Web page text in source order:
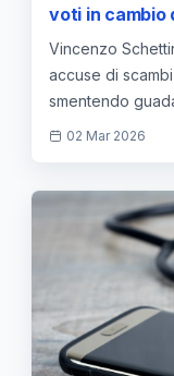
voti in cambio
Vincenzo
accuse di
smentendo
trasparenza.
02 Mar 2026